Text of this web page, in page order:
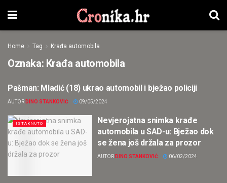
Home Tag Krađa automobila
Oznaka: Krađa automobila
CRNA KRONIKA
Pašman: Mladić (18) ukrao automobil i bježao policiji
AUTOR DINO STANKOVIĆ 09/05/2024
ISTAKNUTO
Nevjerojatna snimka krađe
automobila u SAD-u: Bježao dok
se žena još držala za prozor
AUTOR DINO STANKOVIĆ 06/02/2024